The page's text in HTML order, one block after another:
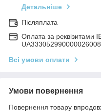
Детальніше
Післяплата
Оплата за реквізитами
Всі умови оплати
Умови повернення
Повернення товару